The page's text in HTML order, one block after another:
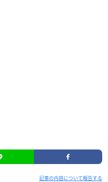
記事の内容について報告する